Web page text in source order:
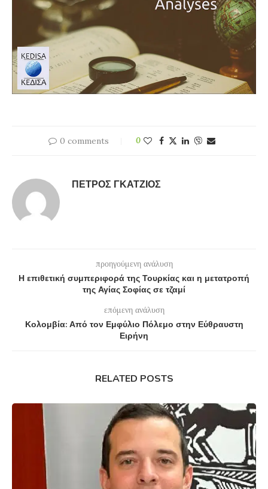
0 comments 0
ΠΈΤΡΟΣ ΓΚΆΤΖΙΟΣ
προηγούμενη ανάλυση
Η επιθετική συμπεριφορά της Τουρκίας και η μετατροπή
της Αγίας Σοφίας σε τζαμί
επόμενη ανάλυση
Κολομβία: Από τον Εμφύλιο Πόλεμο στην Εύθραυστη
Ειρήνη
RELATED POSTS